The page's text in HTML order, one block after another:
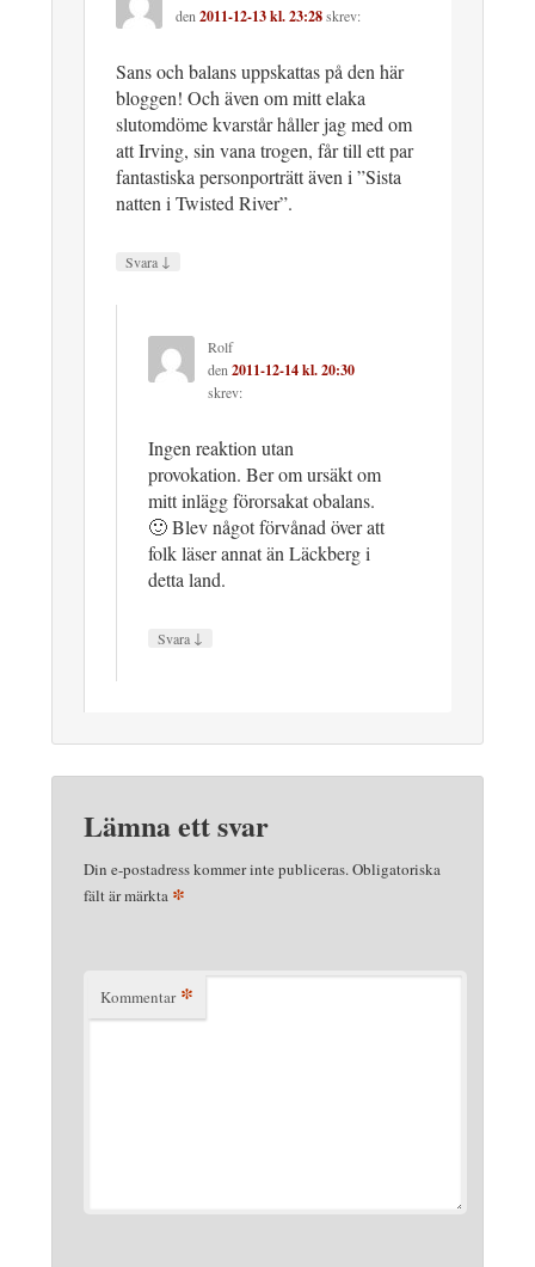
den 2011-12-13 kl. 23:28skrev:
Sans och balans uppskattas på den här
bloggen! Och även om mitt elaka
slutomdöme kvarstår håller jag med om
att Irving, sin vana trogen, får till ett par
fantastiska personporträtt även i ”Sista
natten i Twisted River”.
Svara ↓
Rolf
den 2011-12-14 kl. 20:30
skrev:
Ingen reaktion utan
provokation. Ber om ursäkt om
mitt inlägg förorsakat obalans.
🙂 Blev något förvånad över att
folk läser annat än Läckberg i
detta land.
Svara ↓
Lämna ett svar
Din e-postadress kommer inte publiceras.Obligatoriska
fält är märkta *
Kommentar *